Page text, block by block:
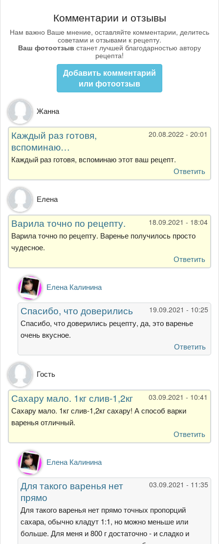
Комментарии и отзывы
Нам важно Ваше мнение, оставляйте комментарии, делитесь
советами и отзывами к рецепту.
Ваш фотоотзыв станет лучшей благодарностью автору
рецепта!
Добавить комментарий
или фотоотзыв
Жанна
20.08.2022 - 20:01
Каждый раз готовя,
вспоминаю…
Каждый раз готовя, вспоминаю этот ваш рецепт.
Ответить
Елена
18.09.2021 - 18:04
Варила точно по рецепту.
Варила точно по рецепту. Варенье получилось просто
чудесное.
Ответить
Ответ
на
Варила
точно
по
рецепту.
Елена
Елена Калинина
19.09.2021 - 10:25
Спасибо, что доверились
Спасибо, что доверились рецепту, да, это варенье
очень вкусное.
Ответить
Гость
03.09.2021 - 10:41
Сахару мало. 1кг слив-1,2кг
Сахару мало. 1кг слив-1,2кг сахару! А способ варки
варенья отличный.
Ответить
Ответ
на
Сахару
мало.
1кг
слив-1,2кг
от
Гость
Елена Калинина
03.09.2021 - 11:35
Для такого варенья нет
прямо
Для такого варенья нет прямо точных пропорций
сахара, обычно кладут 1:1, но можно меньше или
больше. Для меня и 800 г достаточно - и сладко и